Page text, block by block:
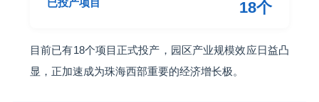
18个
目前已有18个项目正式投产，园区产业规模效应日益凸
显，正加速成为珠海西部重要的经济增长极。